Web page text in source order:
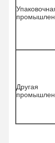
Корпус
Бумага
каменная
Другая